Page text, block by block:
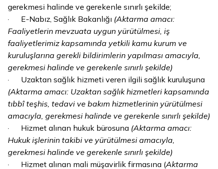
gerekmesi halinde ve gerekenle sınırlı şekilde;
· E-Nabız, Sağlık Bakanlığı (Aktarma amacı:
Faaliyetlerin mevzuata uygun yürütülmesi, iş
faaliyetlerimiz kapsamında yetkili kamu kurum ve
kuruluşlarına gerekli bildirimlerin yapılması amacıyla,
gerekmesi halinde ve gerekenle sınırlı şekilde)
· Uzaktan sağlık hizmeti veren ilgili sağlık kuruluşuna
(Aktarma amacı: Uzaktan sağlık hizmetleri kapsamında
tıbbî teşhis, tedavi ve bakım hizmetlerinin yürütülmesi
amacıyla, gerekmesi halinde ve gerekenle sınırlı şekilde)
· Hizmet alınan hukuk bürosuna (Aktarma amacı:
Hukuk işlerinin takibi ve yürütülmesi amacıyla,
gerekmesi halinde ve gerekenle sınırlı şekilde)
· Hizmet alınan mali müşavirlik firmasına (Aktarma